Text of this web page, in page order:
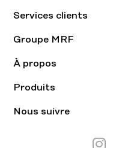
Services clients
Groupe MRF
À propos
Produits
Nous suivre
I